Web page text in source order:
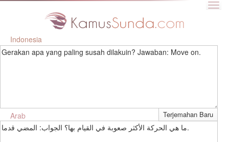
Indonesia
Gerakan apa yang paling susah dilakuin? Jawaban: Move on.
Arab
ما هي الحركة الأكثر صعوبة في القيام بها؟ الجواب: المضي قدما.